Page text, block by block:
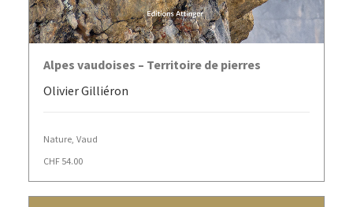
AJOUTER AU PANIER
Alpes vaudoises – Territoire de pierres
Olivier Gilliéron
Nature, Vaud
CHF 54.00